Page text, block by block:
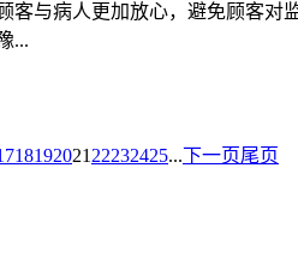
客与病人更加放心，避免顾客
...
18192021 22232425...下一页尾页